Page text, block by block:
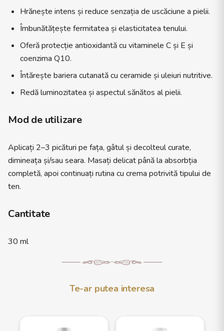
Hrănește intens și reduce senzația de uscăciune a pielii.
Îmbunătățește fermitatea și elasticitatea tenului.
Oferă protecție antioxidantă cu vitaminele C și E și
coenzima Q10.
Întărește bariera cutanată cu ceramide și uleiuri nutritive.
Redă luminozitatea și aspectul sănătos al pielii.
Mod de utilizare
Aplicați 2–3 picături pe fața, gâtul și decolteul curate,
dimineața și/sau seara. Masați delicat până la absorbția
completă, apoi continuați rutina cu crema potrivită tipului de
ten.
Cantitate
30 ml
Te-ar putea interesa